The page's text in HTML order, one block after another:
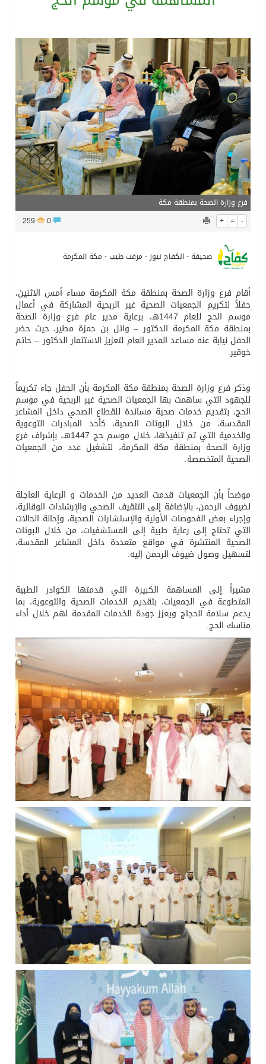
الرئيس عبد الفتاح السيسى يستقبل ملك البحرين
تشغيل قطاري 809 / 810 علي خط( شربين / قلين ) بكامل بجمهورية مصر العربيةجداولها خلال يومي 6 – 7 أغسطس الجاري
فرع وزارة الصحة بمنطقة مكة
+ = -
259
صحيفة - الكفاح نيوز - مرفت طيب - مكة المكرمة
أقام فرع وزارة الصحة بمنطقة مكة المكرمة مساء أمس الاثنين،
حفلاً لتكريم الجمعيات الصحية غير الربحية المشاركة في أعمال
موسم الحج للعام 1447هـ، برعاية مدير عام فرع وزارة الصحة
بمنطقة مكة المكرمة الدكتور – وائل بن حمزة مطير، حيث حضر
الحفل نيابة عنه مساعد المدير العام لتعزيز الاستثمار الدكتور – حاتم
خوقير.
وذكر فرع وزارة الصحة بمنطقة مكة المكرمة بأن الحفل جاء تكريماً
للجهود التي ساهمت بها الجمعيات الصحية غير الربحية في موسم
الحج، بتقديم خدمات صحية مساندة للقطاع الصحي داخل المشاعر
المقدسة، من خلال البوثات الصحية، كأحد المبادرات التوعوية
والخدمية التي تم تنفيذها، خلال موسم حج 1447هـ، بإشراف فرع
وزارة الصحة بمنطقة مكة المكرمة، لتشغيل عدد من الجمعيات
الصحية المتخصصة.
موضحاً بأن الجمعيات قدمت العديد من الخدمات و الرعاية العاجلة
لضيوف الرحمن، بالإضافة إلى التثقيف الصحي والإرشادات الوقائية،
وإجراء بعض الفحوصات الأولية والإستشارات الصحية، وإحالة الحالات
التي تحتاج إلى رعاية طبية إلى المستشفيات، من خلال البوثات
الصحية المنتشرة في مواقع متعددة داخل المشاعر المقدسة،
لتسهيل وصول ضيوف الرحمن إليه.
مشيراً إلى المساهمة الكبيرة التي قدمتها الكوادر الطبية
المتطوعة في الجمعيات، بتقديم الخدمات الصحية والتوعوية، بما
يدعم سلامة الحجاج ويعزز جودة الخدمات المقدمة لهم خلال أداء
مناسك الحج.